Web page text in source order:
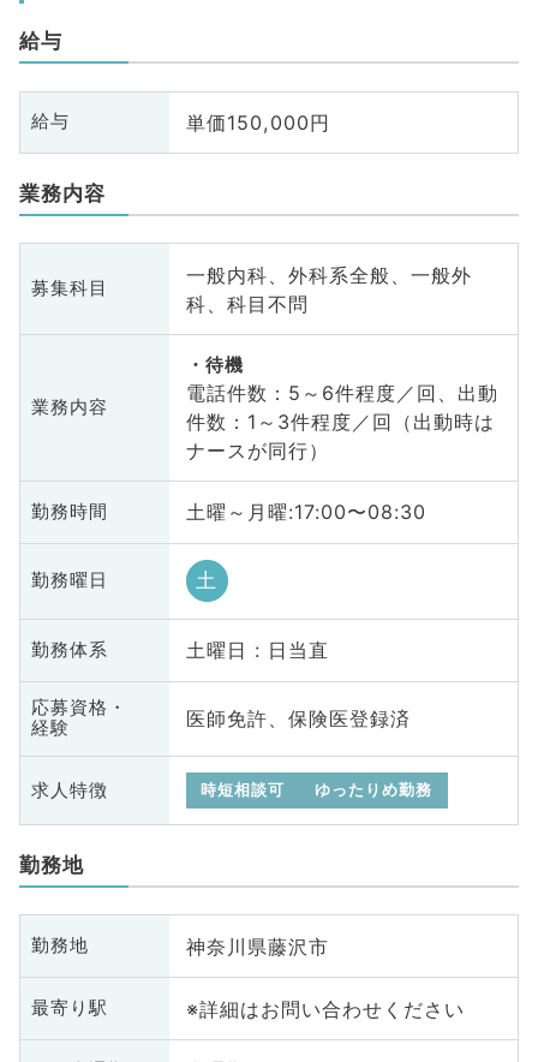
給与
給与 単価150,000円
業務内容
募集科目
一般内科、外科系全般、一般外
科、科目不問
業務内容
待機
電話件数：5～6件程度／回、出動
件数：1～3件程度／回（出動時は
ナースが同行）
勤務時間 土曜～月曜:17:00〜08:30
勤務曜日 土
勤務体系 土曜日 : 日当直
応募資格・
経験
医師免許、保険医登録済
求人特徴 時短相談可 ゆったりめ勤務
勤務地
勤務地 神奈川県藤沢市
最寄り駅 ※詳細はお問い合わせください